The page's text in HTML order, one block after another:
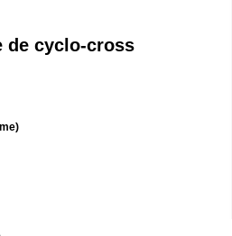
de cyclo-cross